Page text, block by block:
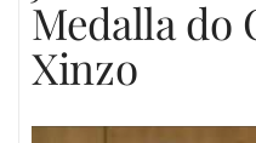
Medalla do
Xinzo